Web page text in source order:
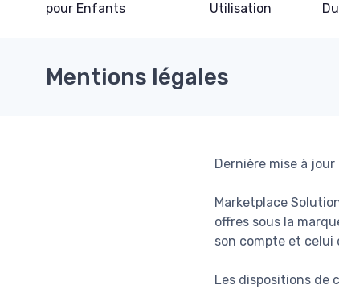
pour Enfants
Utilisation
Mentions légales
Dernière mise à
Marketplace
offres sous la
son compte et celui
Les dispositions de